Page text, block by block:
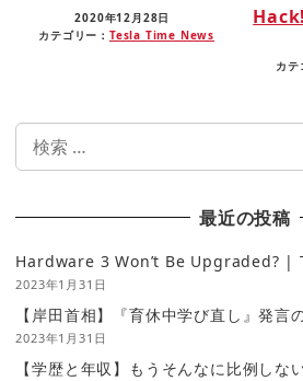
2020年12月28日
カテゴリー： Tesla Time News
カテ
検
最近の投稿
Hardware 3 Won’t Be Upgraded? |
2023年1月31日
【岸田首相】『育休中学び直し』発言
2023年1月31日
【学歴と年収】もうそんなに比例しな